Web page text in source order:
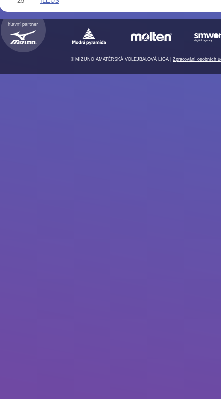
© MIZUNO AMATÉRSKÁ VOLEJBALOVÁ LIGA | Zpracování osobních